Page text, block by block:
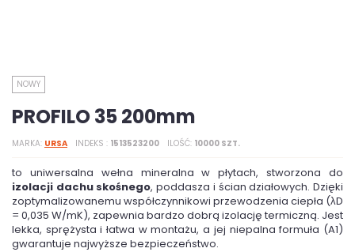
NOWY
PROFILO 35 200mm
MARKA URSA INDEKS 1513523200 ILOŚĆ 10000 SZT.
to uniwersalna wełna mineralna w płytach, stworzona do
izolacji dachu skośnego, poddasza i ścian działowych. Dzięki
zoptymalizowanemu współczynnikowi przewodzenia ciepła (λD
= 0,035 W/mK), zapewnia bardzo dobrą izolację termiczną. Jest
lekka, sprężysta i łatwa w montażu, a jej niepalna formuła (A1)
gwarantuje najwyższe bezpieczeństwo.